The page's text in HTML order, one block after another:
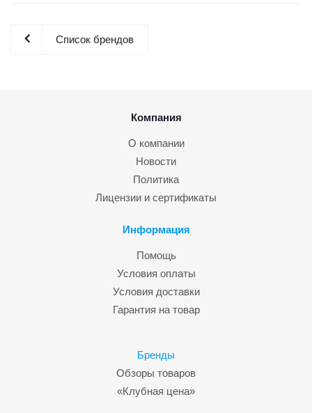
Список брендов
Компания
О компании
Новости
Политика
Лицензии и сертификаты
Информация
Помощь
Условия оплаты
Условия доставки
Гарантия на товар
Бренды
Обзоры товаров
«Клубная цена»